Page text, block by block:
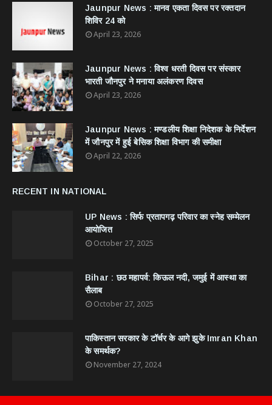
Jaunpur News : ​मानव एकता दिवस पर रक्तदान
शिविर 24 को
April 23, 2026
Jaunpur News : विश्व धरती दिवस पर संस्कार
भारती जौनपुर ने मनाया अलंकरण दिवस
April 23, 2026
Jaunpur News : ​मण्डलीय शिक्षा निदेशक के निर्देशन
में जौनपुर में हुई बेसिक शिक्षा विभाग की समीक्षा
April 22, 2026
RECENT IN NATIONAL
UP News : सिर्फ प्रतापगढ़ परिवार का स्नेह सम्मेलन
आयोजित
October 27, 2025
Bihar : छठ महापर्व: किऊल नदी, जमुई में आस्था का
सैलाब
October 27, 2025
​पाकिस्तान सरकार के टॉर्चर के आगे झुके Imran Khan
के समर्थक?
November 27, 2024